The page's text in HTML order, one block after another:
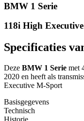
BMW 1 Serie
118i High
Specificaties
Deze BMW 1 Serie met
2020 en heeft als
Executive M-Sport
Basisgegevens
Technisch